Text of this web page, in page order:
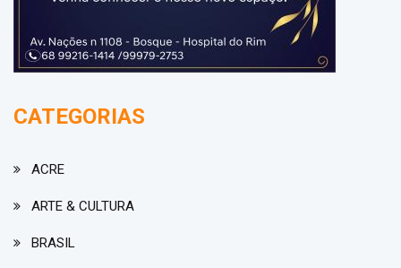
CATEGORIAS
ACRE
ARTE & CULTURA
BRASIL